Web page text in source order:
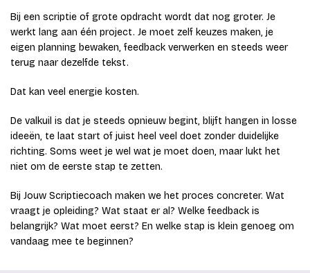
Bij een scriptie of grote opdracht wordt dat nog groter. Je
werkt lang aan één project. Je moet zelf keuzes maken, je
eigen planning bewaken, feedback verwerken en steeds weer
terug naar dezelfde tekst.
Dat kan veel energie kosten.
De valkuil is dat je steeds opnieuw begint, blijft hangen in losse
ideeën, te laat start of juist heel veel doet zonder duidelijke
richting. Soms weet je wel wat je moet doen, maar lukt het
niet om de eerste stap te zetten.
Bij Jouw Scriptiecoach maken we het proces concreter. Wat
vraagt je opleiding? Wat staat er al? Welke feedback is
belangrijk? Wat moet eerst? En welke stap is klein genoeg om
vandaag mee te beginnen?